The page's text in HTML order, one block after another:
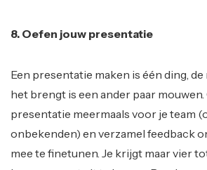
8. Oefen jouw presentatie
Een presentatie maken is één ding,
het brengt is een ander paar mouwen.
presentatie meermaals voor je team
onbekenden) en verzamel feedback
mee te finetunen. Je krijgt maar vier